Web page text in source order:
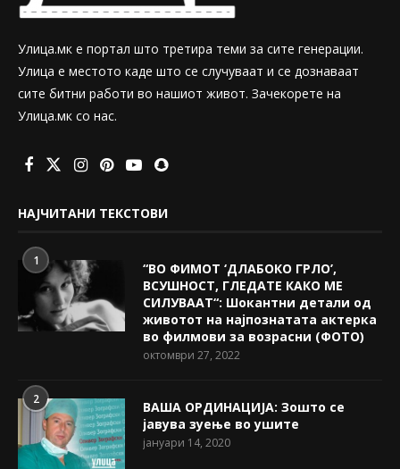
Улица.мк е портал што третира теми за сите генерации.
Улица е местото каде што се случуваат и се дознаваат
сите битни работи во нашиот живот. Зачекорете на
Улица.мк со нас.
НАЈЧИТАНИ ТЕКСТОВИ
1
“ВО ФИМОТ ‘ДЛАБОКО ГРЛО’,
ВСУШНОСТ, ГЛЕДАТЕ КАКО МЕ
СИЛУВААТ“: Шокантни детали од
животот на најпознатата актерка
во филмови за возрасни (ФОТО)
октомври 27, 2022
2
ВАША ОРДИНАЦИЈА: Зошто се
јавува зуење во ушите
јануари 14, 2020